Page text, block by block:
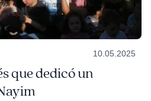
10.05.2025
que dedicó un